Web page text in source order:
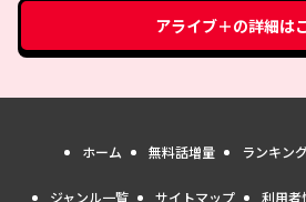
アライブ＋の詳細は
ホーム 無料話増量 ランキン
ジャンル一覧 サイトマップ 利用者